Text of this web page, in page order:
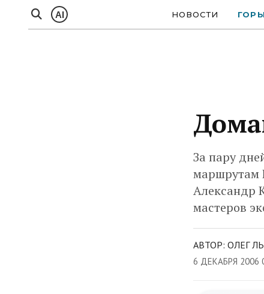
AI НОВОСТИ
За пару
маршрутам
Александр
мастеров
АВТОР: ОЛЕГ
6 ДЕКАБРЯ 2006